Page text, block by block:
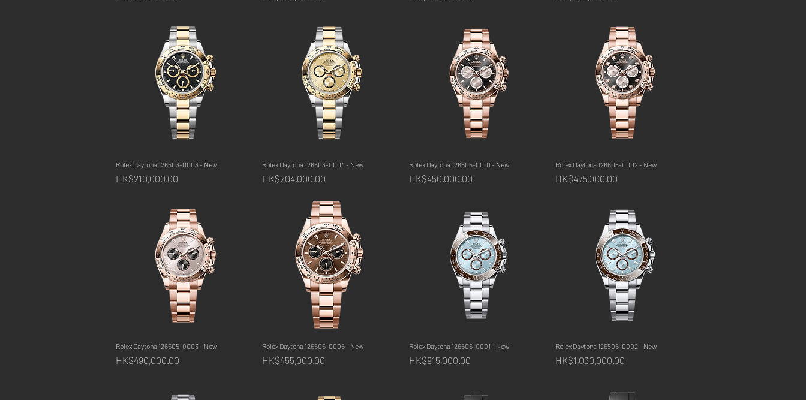
快速瀏覽
Rolex Daytona 126503-0003 - New
價格
HK$210,000.00
快速瀏覽
Rolex Daytona 126503-0004 - New
價格
HK$204,000.00
快速瀏覽
Rolex Daytona 126505-0001 - New
價格
HK$450,000.00
快速瀏覽
Rolex Daytona 126505-0002 - New
價格
HK$475,000.00
快速瀏覽
Rolex Daytona 126505-0003 - New
價格
HK$490,000.00
快速瀏覽
Rolex Daytona 126505-0005 - New
價格
HK$455,000.00
快速瀏覽
Rolex Daytona 126506-0001 - New
價格
HK$915,000.00
快速瀏覽
Rolex Daytona 126506-0002 - New
價格
HK$1,030,000.00